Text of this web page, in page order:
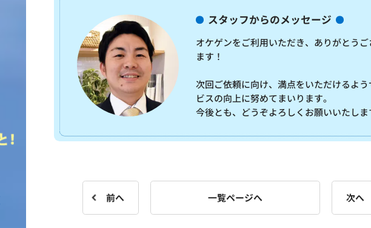
スタッフからのメッセージ
オケゲンをご利用いただき、ありがとうご
ます！
次回ご依頼に向け、満点をいただけるよう
ビスの向上に努めてまいります。
今後とも、どうぞよろしくお願いいたしま
前へ 一覧ページへ 次へ